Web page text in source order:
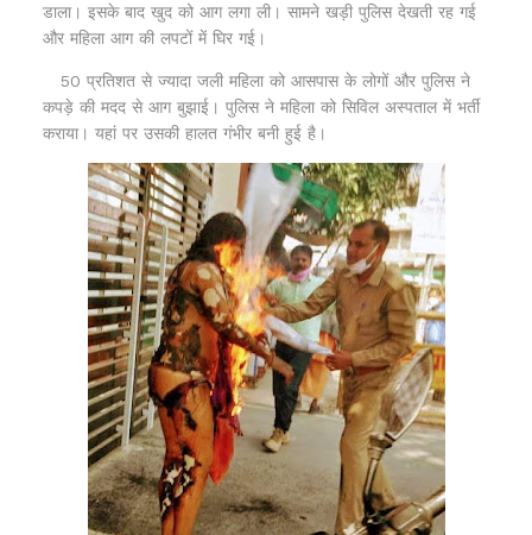
डाला। इसके बाद खुद को आग लगा ली। सामने खड़ी पुलिस देखती रह गई
और महिला आग की लपटों में घिर गई।
50 प्रतिशत से ज्यादा जली महिला को आसपास के लोगों और पुलिस ने
कपड़े की मदद से आग बुझाई। पुलिस ने महिला को सिविल अस्पताल में भर्ती
कराया। यहां पर उसकी हालत गंभीर बनी हुई है।